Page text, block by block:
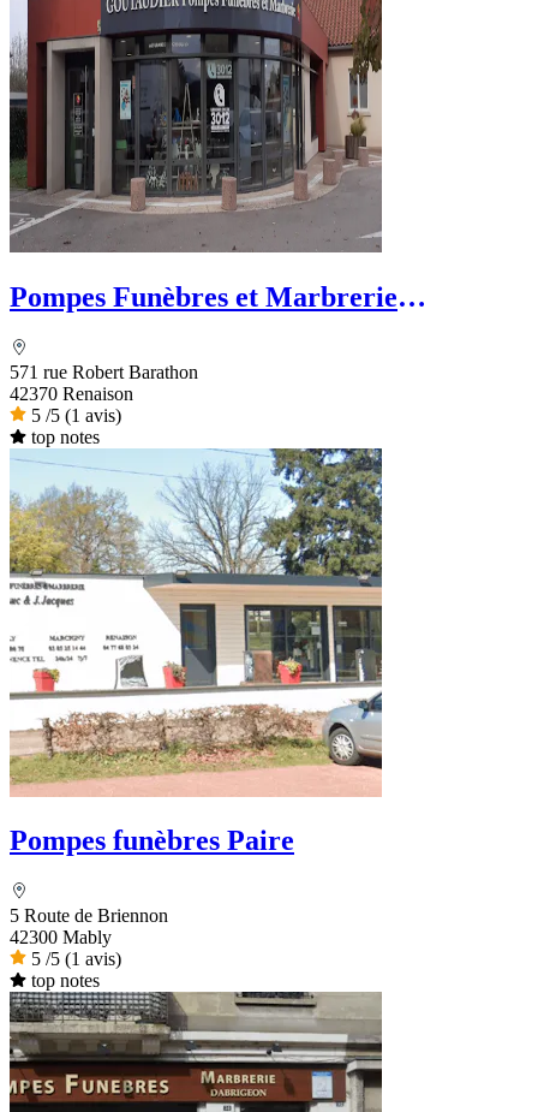
Pompes Funèbres et Marbrerie
571 rue Robert Barathon
42370 Renaison
5 /5 (1 avis)
top notes
Pompes funèbres Paire
5 Route de Briennon
42300 Mably
5 /5 (1 avis)
top notes